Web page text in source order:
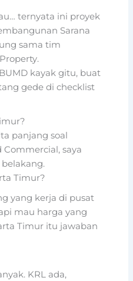
ternyata ini proyek
Sarana
sama tim
kayak gitu, buat
gede di checklist
panjang soal
Commercial, saya
Timur?
yang kerja di pusat
mau harga yang
Timur itu jawaban
KRL ada,